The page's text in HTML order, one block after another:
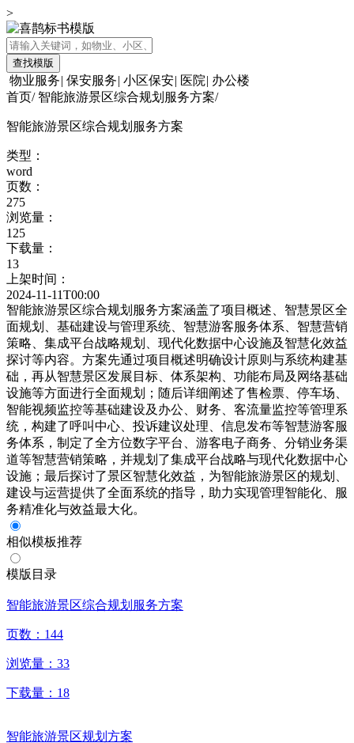
>
查找模版
物业服务| 保安服务| 小区保安| 医院| 办公楼
首页/ 智能旅游景区综合规划服务方案/
智能旅游景区综合规划服务方案
类型：
word
页数：
275
浏览量：
125
下载量：
13
上架时间：
2024-11-11T00:00
智能旅游景区综合规划服务方案涵盖了项目概述、智慧景区全
面规划、基础建设与管理系统、智慧游客服务体系、智慧营销
策略、集成平台战略规划、现代化数据中心设施及智慧化效益
探讨等内容。方案先通过项目概述明确设计原则与系统构建基
础，再从智慧景区发展目标、体系架构、功能布局及网络基础
设施等方面进行全面规划；随后详细阐述了售检票、停车场、
智能视频监控等基础建设及办公、财务、客流量监控等管理系
统，构建了呼叫中心、投诉建议处理、信息发布等智慧游客服
务体系，制定了全方位数字平台、游客电子商务、分销业务渠
道等智慧营销策略，并规划了集成平台战略与现代化数据中心
设施；最后探讨了景区智慧化效益，为智能旅游景区的规划、
建设与运营提供了全面系统的指导，助力实现管理智能化、服
务精准化与效益最大化。
相似模板推荐
模版目录
智能旅游景区综合规划服务方案
页数： 144
浏览量： 33
下载量： 18
智能旅游景区规划方案